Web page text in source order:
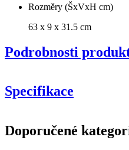
Rozměry (ŠxVxH cm)
63 x 9 x 31.5 cm
Podrobnosti
Specifikace
Číslo produktuEWZP0005
Doporučené